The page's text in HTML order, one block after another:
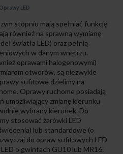
Oprawy LED
stopniu mają spełniać funkcję
również na sprawną wymianę
światła LED) oraz pełnią
w danym wnętrzu.
oprawami halogenowymi)
otworów, są niezwykle
sufitowe dzielimy na
Oprawy ruchome posiadają
umożliwiający zmianę kierunku
wybrany kierunek. Do
stosować żarówki LED
lub standardowe (o
do opraw sufitowych LED
o gwintach GU10 lub MR16.